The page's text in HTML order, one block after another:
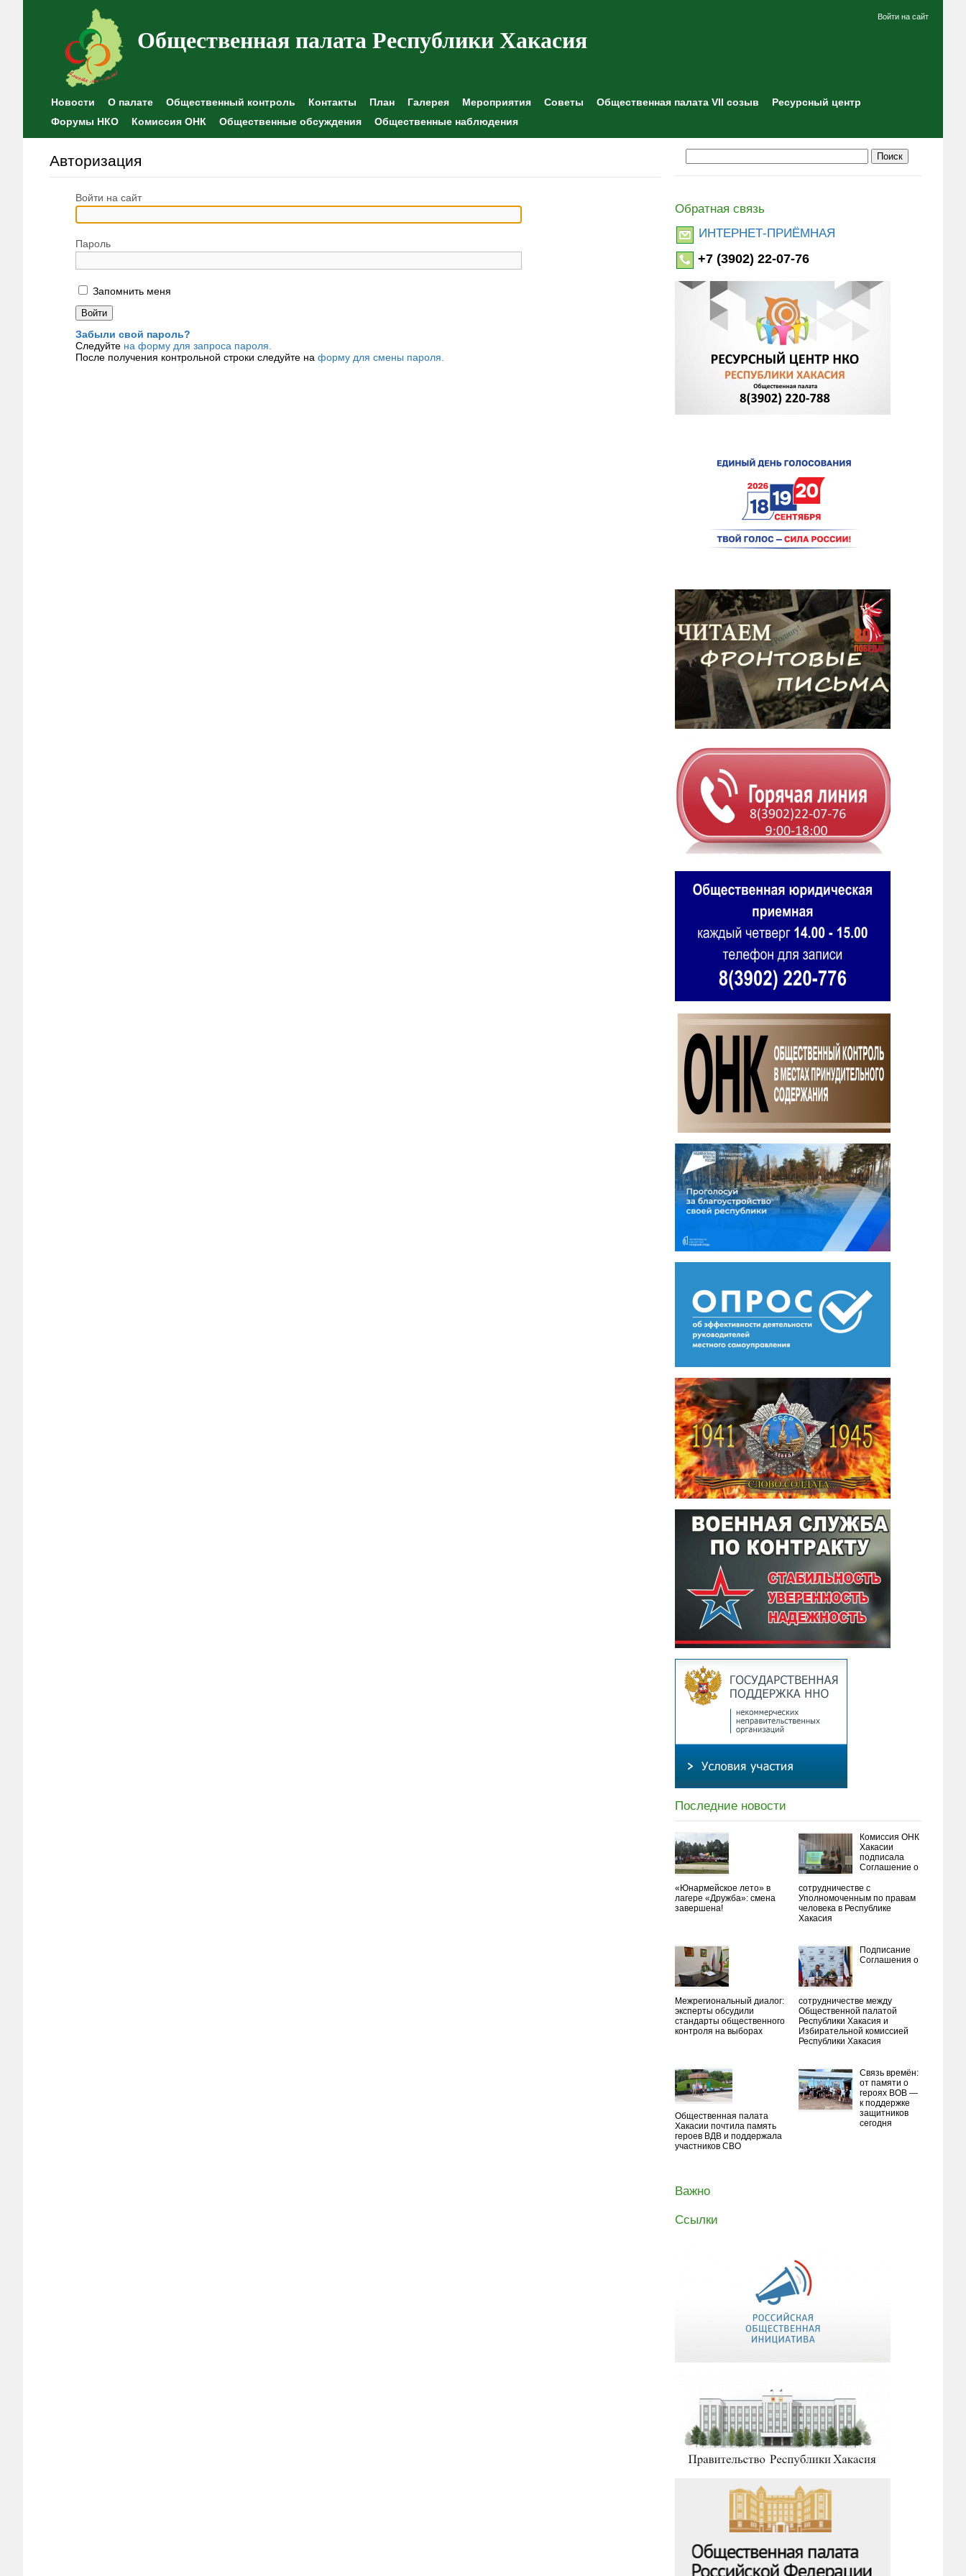
Общественная палата Республики Хакасия
Войти на сайт
Новости О палате Общественный контроль Контакты План Галерея Мероприятия Советы Общественная палата VII созыв
Ресурсный центр
Форумы НКО
Комиссия ОНК Общественные обсуждения Общественные наблюдения
Авторизация
Войти на сайт
Пароль
Запомнить меня
Забыли свой пароль?
Следуйте на форму для запроса пароля.
После получения контрольной строки следуйте на форму для смены пароля.
Обратная связь
ИНТЕРНЕТ-ПРИЁМНАЯ
+7 (3902) 22-07-76
Последние новости
«Юнармейское лето» в
лагере «Дружба»: смена
завершена!
Комиссия ОНК
Хакасии
подписала
Соглашение о
сотрудничестве с
Уполномоченным по правам
человека в Республике
Хакасия
Межрегиональный диалог:
эксперты обсудили
стандарты общественного
контроля на выборах
Подписание
Соглашения о
сотрудничестве между
Общественной палатой
Республики Хакасия и
Избирательной комиссией
Республики Хакасия
Общественная палата
Хакасии почтила память
героев ВДВ и поддержала
участников СВО
Связь времён:
от памяти о
героях ВОВ —
к поддержке
защитников
сегодня
Важно
Ссылки